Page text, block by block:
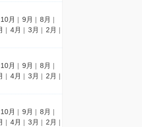
10月 | 9月 | 8月 |
| 4月 | 3月 | 2月 |
10月 | 9月 | 8月 |
| 4月 | 3月 | 2月 |
10月 | 9月 | 8月 |
| 4月 | 3月 | 2月 |